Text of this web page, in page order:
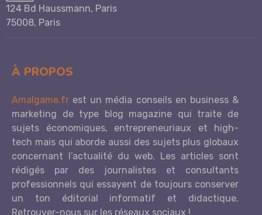
124 Bd Haussmann, Paris
75008, Paris
À PROPOS
Amalgame.fr est un média conseils en business &
marketing de type blog magazine qui traite de
sujets économiques, entrepreneuriaux et high-
tech mais qui aborde aussi des sujets plus globaux
concernant l’actualité du web. Les articles sont
rédigés par des journalistes et consultants
professionnels qui essayent de toujours conserver
un ton éditorial informatif et didactique.
Retrouver-nous sur les réseaux sociaux !